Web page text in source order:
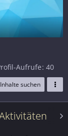
Aufrufe 40
Inhalte suchen